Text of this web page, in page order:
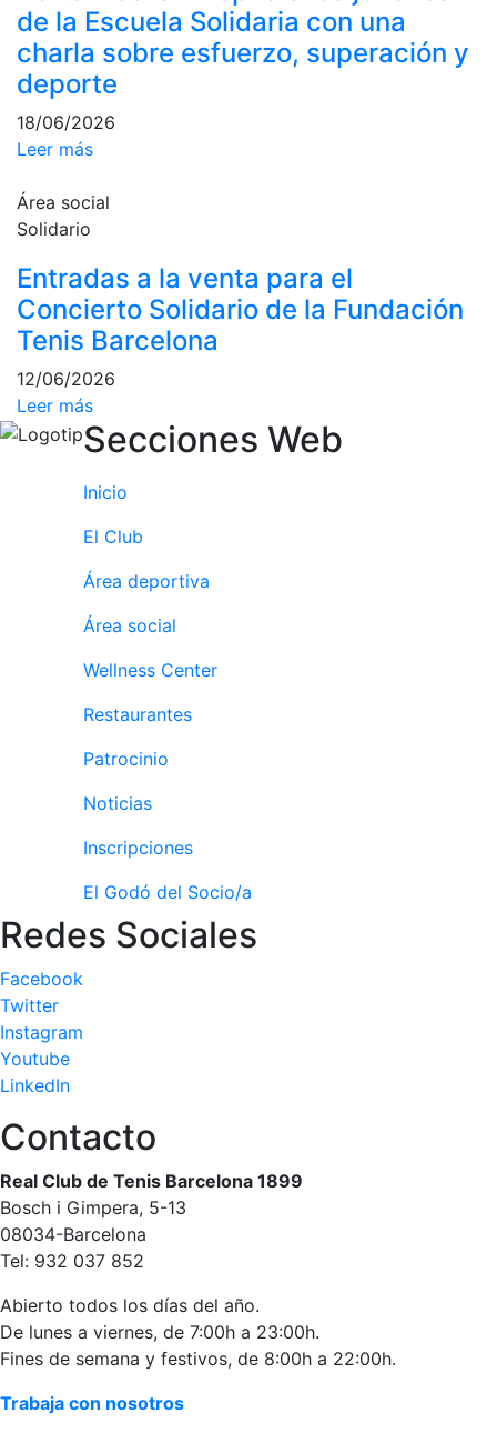
e
Inspirational
Talks
Actividades
Sociales
mesa
Peñas del Club
Wellness Center
fisiosalud
Entrenamientos
personales
dirigidas
Piscina
Normativa
Restaurantes
El Snack
Casa Arilla
Chill Out
Patrocinadores
la Revista
Ventajas
sociales
¿Quieres ser
Patrocinador
Inscripciones
El Godó
Socio/a
de la Escuela Solidaria con una
charla sobre esfuerzo, superación y
deporte
18/06/2026
Leer más
Área social
Solidario
Entradas a la venta para el
Concierto Solidario de la Fundación
Tenis Barcelona
12/06/2026
Leer más
Secciones Web
Inicio
El Club
Área deportiva
Área social
Wellness Center
Restaurantes
Patrocinio
Noticias
Inscripciones
El Godó del Socio/a
Redes Sociales
Facebook
Twitter
Instagram
Youtube
LinkedIn
Contacto
Real Club de Tenis Barcelona 1899
Bosch i Gimpera, 5-13
08034-Barcelona
Tel: 932 037 852
Abierto todos los días del año.
De lunes a viernes, de 7:00h a 23:00h.
Fines de semana y festivos, de 8:00h a 22:00h.
Trabaja con nosotros